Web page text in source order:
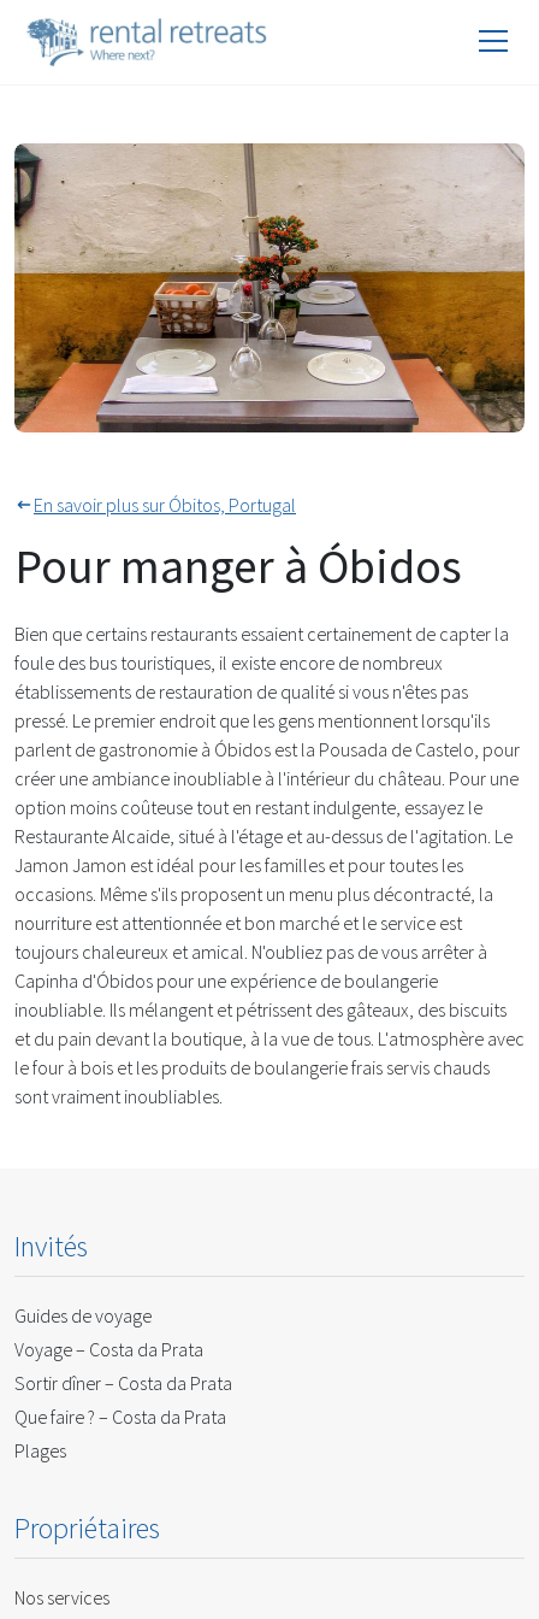
à Óbidos
En savoir plus sur Óbitos, Portugal
Pour manger à Óbidos
Bien que certains restaurants essaient certainement de capter la
foule des bus touristiques, il existe encore de nombreux
établissements de restauration de qualité si vous n'êtes pas
pressé. Le premier endroit que les gens mentionnent lorsqu'ils
parlent de gastronomie à Óbidos est la Pousada de Castelo, pour
créer une ambiance inoubliable à l'intérieur du château. Pour une
option moins coûteuse tout en restant indulgente, essayez le
Restaurante Alcaide, situé à l'étage et au-dessus de l'agitation. Le
Jamon Jamon est idéal pour les familles et pour toutes les
occasions. Même s'ils proposent un menu plus décontracté, la
nourriture est attentionnée et bon marché et le service est
toujours chaleureux et amical. N'oubliez pas de vous arrêter à
Capinha d'Óbidos pour une expérience de boulangerie
inoubliable. Ils mélangent et pétrissent des gâteaux, des biscuits
et du pain devant la boutique, à la vue de tous. L'atmosphère avec
le four à bois et les produits de boulangerie frais servis chauds
sont vraiment inoubliables.
Invités
Guides de voyage
Voyage – Costa da Prata
Sortir dîner – Costa da Prata
Que faire ? – Costa da Prata
Plages
Propriétaires
Nos services